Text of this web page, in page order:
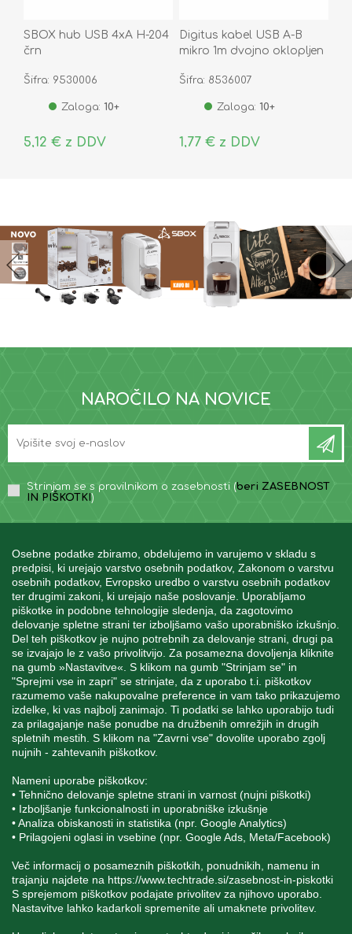
Osebne podatke zbiramo, obdelujemo in varujemo v skladu s
predpisi, ki urejajo varstvo osebnih podatkov, Zakonom o varstvu
osebnih podatkov, Evropsko uredbo o varstvu osebnih podatkov
ter drugimi zakoni, ki urejajo naše poslovanje. Uporabljamo
piškotke in podobne tehnologije sledenja, da zagotovimo
delovanje spletne strani ter izboljšamo vašo uporabniško izkušnjo.
Del teh piškotkov je nujno potrebnih za delovanje strani, drugi pa
se izvajajo le z vašo privolitvijo. Za posamezna dovoljenja kliknite
na gumb »Nastavitve«. S klikom na gumb "Strinjam se" in
"Sprejmi vse in zapri" se strinjate, da z uporabo t.i. piškotkov
razumemo vaše nakupovalne preference in vam tako prikazujemo
izdelke, ki vas najbolj zanimajo. Ti podatki se lahko uporabijo tudi
za prilagajanje naše ponudbe na družbenih omrežjih in drugih
spletnih mestih. S klikom na "Zavrni vse" dovolite uporabo zgolj
nujnih - zahtevanih piškotkov.
Nameni uporabe piškotkov:
• Tehnično delovanje spletne strani in varnost (nujni piškotki)
• Izboljšanje funkcionalnosti in uporabniške izkušnje
• Analiza obiskanosti in statistika (npr. Google Analytics)
• Prilagojeni oglasi in vsebine (npr. Google Ads, Meta/Facebook)
Več informacij o posameznih piškotkih, ponudnikih, namenu in
trajanju najdete na https://www.techtrade.si/zasebnost-in-piskotki
S sprejemom piškotkov podajate privolitev za njihovo uporabo.
Nastavitve lahko kadarkoli spremenite ali umaknete privolitev.
SBOX hub USB 4xA H-204
črn
Šifra: 9530006
Zaloga: 10+
5,12 € z DDV
Digitus kabel USB A-B
mikro 1m dvojno oklopljen
Šifra: 8536007
Zaloga: 10+
1,77 € z DDV
NAROČILO NA NOVICE
Strinjam se s pravilnikom o zasebnosti (beri ZASEBNOST
IN PIŠKOTKI )
INFORMACIJE
MOJ RAČUN
STORITEV ZA STRANKE
SPREMLJAJTE NAS
Blatnica 8, 1236 Trzin